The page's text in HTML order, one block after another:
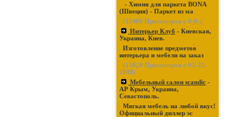
- Химия для паркета BONA
(Швеция) - Паркет из ма
(15400 Просмотров с 0-0-)
Интерьер Клуб - Киевская,
Украина, Киев.
Изготовление предметов
интерьера и мебели на заказ
(15020 Просмотров с 03-25-
2008)
Мебельный салон scandic -
АР Крым, Украина,
Севастополь.
Мягкая мебель на любой вкус!
Официальный диллер эс